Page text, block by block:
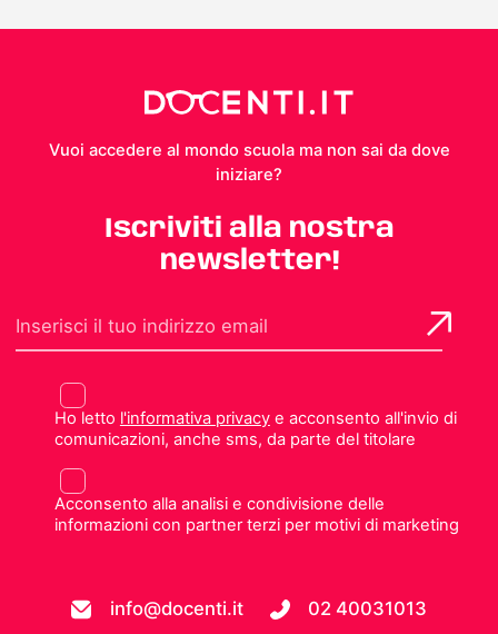
Vuoi accedere al mondo scuola ma non sai da dove
iniziare?
Iscriviti alla nostra
newsletter!
Ho letto l'informativa privacye acconsento all'invio di
comunicazioni, anche sms, da parte del titolare
Acconsento alla analisi e condivisione delle
informazioni con partner terzi per motivi di marketing
info@docenti.it 02 40031013